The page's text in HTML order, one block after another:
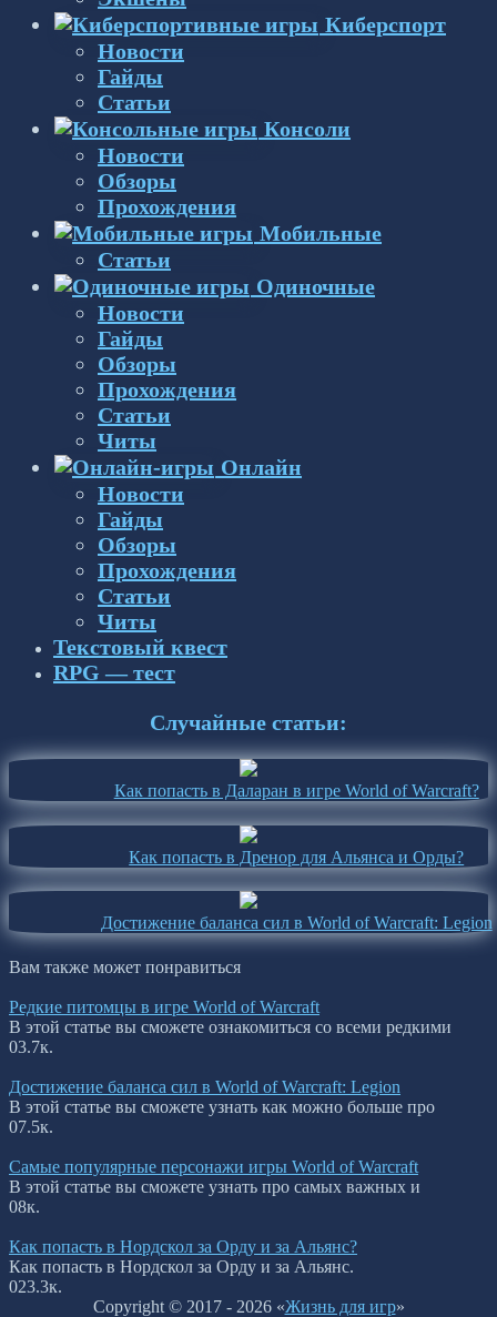
Киберспорт
Новости
Гайды
Статьи
Консоли
Новости
Обзоры
Прохождения
Мобильные
Статьи
Одиночные
Новости
Гайды
Обзоры
Прохождения
Статьи
Читы
Онлайн
Новости
Гайды
Обзоры
Прохождения
Статьи
Читы
Текстовый квест
RPG — тест
Случайные статьи:
Как попасть в Даларан в игре World of Warcraft?
Как попасть в Дренор для Альянса и Орды?
Достижение баланса сил в World of Warcraft: Legion
Вам также может понравиться
Редкие питомцы в игре World of Warcraft
В этой статье вы сможете ознакомиться со всеми редкими
03.7к.
Достижение баланса сил в World of Warcraft: Legion
В этой статье вы сможете узнать как можно больше про
07.5к.
Самые популярные персонажи игры World of Warcraft
В этой статье вы сможете узнать про самых важных и
08к.
Как попасть в Нордскол за Орду и за Альянс?
Как попасть в Нордскол за Орду и за Альянс.
023.3к.
Copyright © 2017 - 2026 «Жизнь для игр»